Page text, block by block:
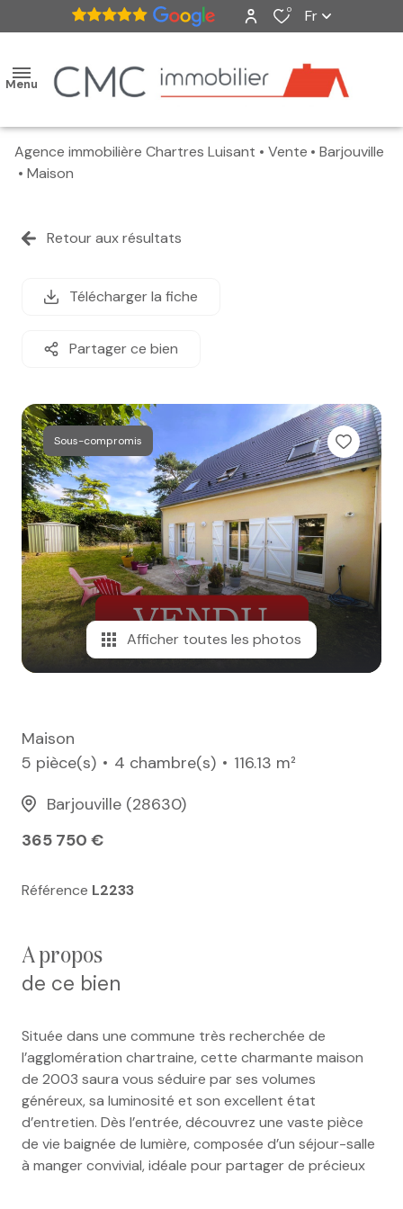
0 Fr
Menu
accueil
vendus
estimation
e-mail
notre
agence
nos
honoraires
contact
Agence immobilière Chartres Luisant Vente
Barjouville
Maison
Retour aux résultats
Télécharger la fiche
Partager ce bien
Sous-compromis
Afficher toutes les photos
Maison
5 pièce(s)
4 chambre(s)
116.13 m²
Barjouville (28630)
365 750 €
Référence L2233
a propos
de ce bien
Située dans une commune très recherchée de
l’agglomération chartraine, cette charmante maison
de 2003 saura vous séduire par ses volumes
généreux, sa luminosité et son excellent état
d’entretien. Dès l’entrée, découvrez une vaste pièce
de vie baignée de lumière, composée d’un séjour-salle
à manger convivial, idéale pour partager de précieux